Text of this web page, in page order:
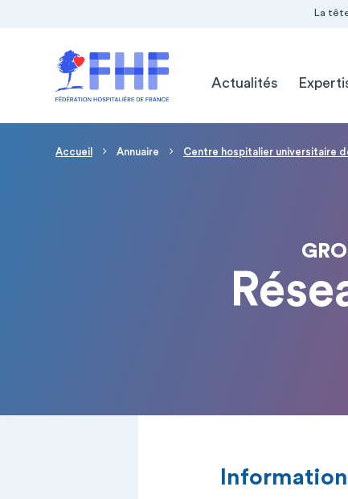
La
Actualités
Fil d'Ariane
Accueil Annuaire Centre hospitalier universitaire